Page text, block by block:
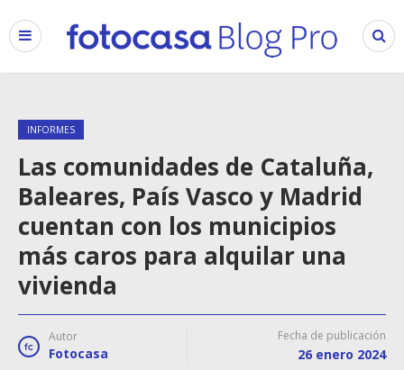
INFORMES
Las comunidades de Cataluña,
Baleares, País Vasco y Madrid
cuentan con los municipios
más caros para alquilar una
vivienda
Autor
Fotocasa
Fecha de publicación
26 enero 2024